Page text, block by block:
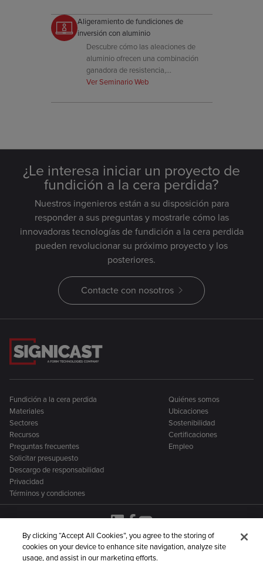
Aligeramiento de fundiciones de
inversión con aluminio
Descubre cómo las aleaciones de
aluminio ofrecen una combinación
ganadora de resistencia,
mecanizabilidad y reducción de peso
precisión.
Ver Seminario Web
¿Le interesa iniciar un proyecto de
fundición a la cera perdida?
Nuestros ingenieros están a su disposición para
responder a sus preguntas y mostrarle cómo las
innovadoras tecnologías de fundición a la cera perdida
pueden revolucionar su próximo proyecto y los
posteriores.
Contacte con nosotros
Fundición a la cera perdida
Materiales
Sectores
Recursos
Preguntas frecuentes
Quiénes somos
Ubicaciones
Sostenibilidad
Certificaciones
Empleo
Solicitar presupuesto
Descargo de responsabilidad
Privacidad
Términos y condiciones
Signicast forma parte de una familia más amplia de
By clicking “Accept All Cookies”, you agree to the storing of
cookies on your device to enhance site navigation, analyze site
usage, and assist in our marketing efforts.